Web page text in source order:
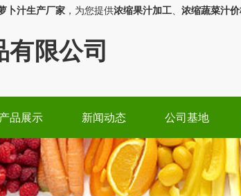
卜汁生产厂家 ，为您提供浓缩果汁加工、 浓缩蔬菜汁
限公司
产品展示 新闻动态 公司基地